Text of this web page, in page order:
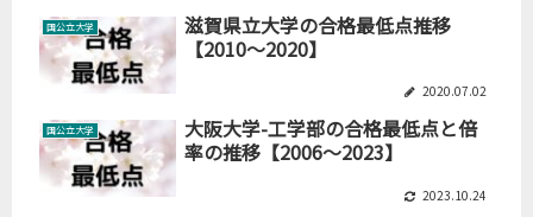
国公立大学
滋賀県立大学の合格最低点推移
【2010～2020】
2020.07.02
国公立大学
大阪大学-工学部の合格最低点と倍
率の推移【2006～2023】
2023.10.24